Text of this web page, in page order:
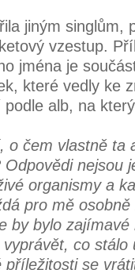
jiným singlům,
vzestup.
jména je
které vedly ke
podle alb, na
o čem vlastně ta
nejsou
organismy a
pro mě
by bylo
co stálo
se